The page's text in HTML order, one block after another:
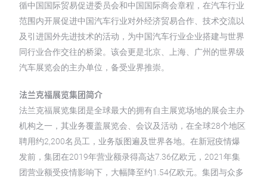
循中国国际贸易促进委员会和中国国际商会章程，在汽车行业
范围内开展促进中国汽车行业对外经济贸易合作、技术交流以
及引进国外先进技术的活动，为中国汽车行业企业搭建与世界
同行业合作交往的桥梁。该会更是北京、上海、广州的世界级
汽车展览会的主办单位，备受业界推崇。
法兰克福展览集团简介
法兰克福展览集团是全球最大的拥有自主展览场地的展会主办
机构之一，其业务覆盖展览会、会议及活动，在全球28个地区
聘用约2,200名员工，业务版图遍及世界各地。在新冠疫情爆
发前，集团在2019年营业额录得高达7.36亿欧元，2021年集
团营业额受疫情影响下，大幅降至约1.54亿欧元。集团与众多